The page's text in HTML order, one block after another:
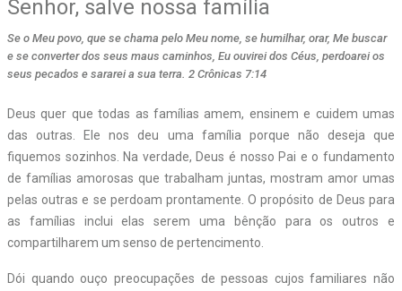
Senhor, salve nossa família
Se o Meu povo, que se chama pelo Meu nome, se humilhar, orar, Me buscar
e se converter dos seus maus caminhos, Eu ouvirei dos Céus, perdoarei os
seus pecados e sararei a sua terra. 2 Crônicas 7:14
Deus quer que todas as famílias amem, ensinem e cuidem umas
das outras. Ele nos deu uma família porque não deseja que
fiquemos sozinhos. Na verdade, Deus é nosso Pai e o fundamento
de famílias amorosas que trabalham juntas, mostram amor umas
pelas outras e se perdoam prontamente. O propósito de Deus para
as famílias inclui elas serem uma bênção para os outros e
compartilharem um senso de pertencimento.
Dói quando ouço preocupações de pessoas cujos familiares não